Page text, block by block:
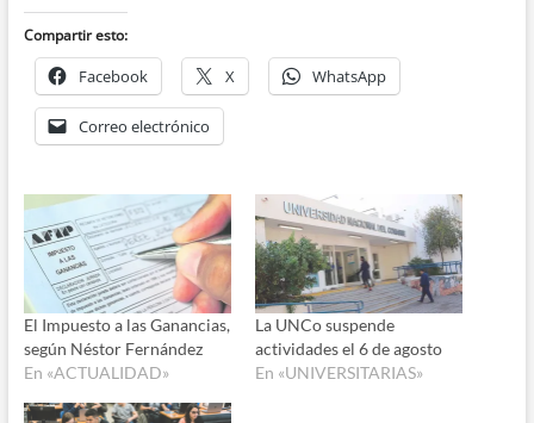
Compartir esto:
Facebook X WhatsApp
Correo electrónico
El Impuesto a las Ganancias,
según Néstor Fernández
En «ACTUALIDAD»
La UNCo suspende
actividades el 6 de agosto
En «UNIVERSITARIAS»